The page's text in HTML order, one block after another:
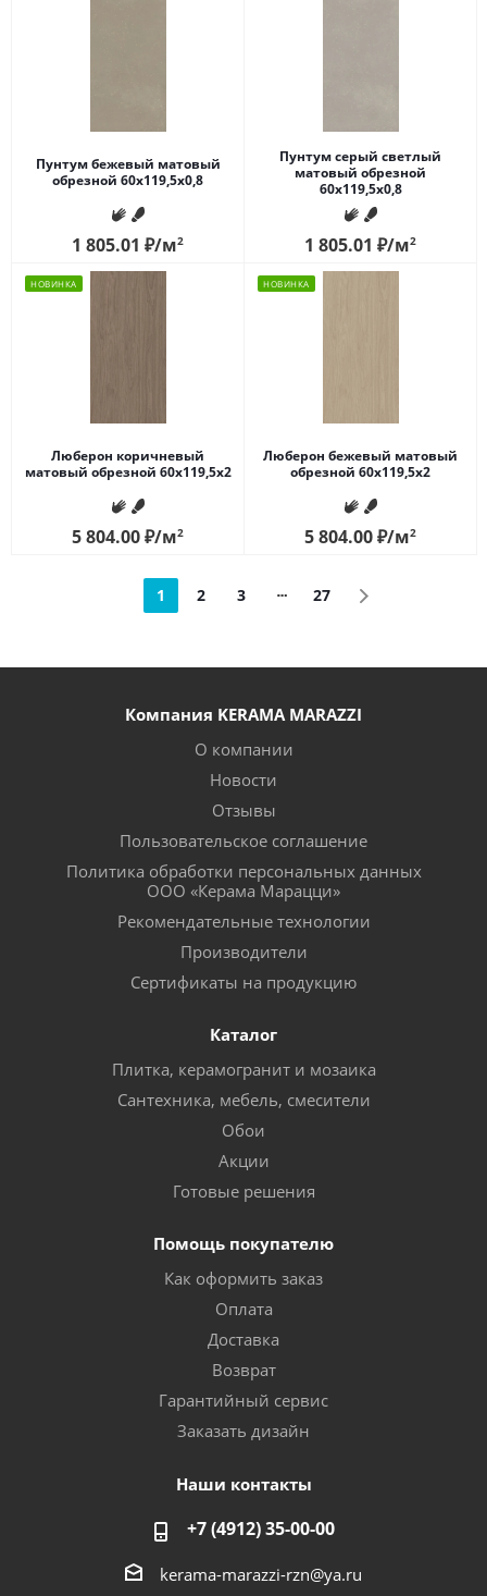
Пунтум бежевый матовый
обрезной 60x119,5x0,8
1 805.01 ₽/м2
Пунтум серый светлый
матовый обрезной
60x119,5x0,8
1 805.01 ₽/м2
НОВИНКА
Люберон коричневый
матовый обрезной 60x119,5x2
5 804.00₽/м2
НОВИНКА
Люберон бежевый матовый
обрезной 60x119,5x2
5 804.00₽/м2
1 2 3 27
Компания KERAMA MARAZZI
О компании
Новости
Отзывы
Пользовательское соглашение
Политика обработки персональных данных
ООО «Керама Марацци»
Рекомендательные технологии
Производители
Сертификаты на продукцию
Каталог
Плитка, керамогранит и мозаика
Сантехника, мебель, смесители
Обои
Акции
Готовые решения
Помощь покупателю
Как оформить заказ
Оплата
Доставка
Возврат
Гарантийный сервис
Заказать дизайн
Наши контакты
+7 (4912) 35-00-00
kerama-marazzi-rzn@ya.ru